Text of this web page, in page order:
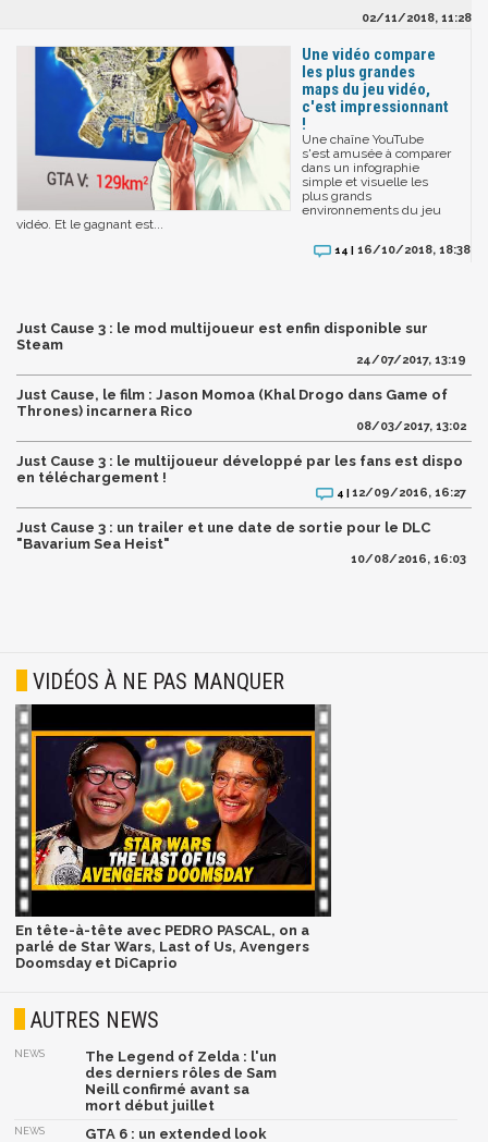
02/11/2018, 11:28
Une vidéo compare
les plus grandes
maps du jeu vidéo,
c'est impressionnant
!
Une chaîne YouTube
s'est amusée à comparer
dans un infographie
simple et visuelle les
plus grands
environnements du jeu
vidéo. Et le gagnant est...
14 | 16/10/2018, 18:38
Just Cause 3 : le mod multijoueur est enfin disponible sur
Steam
24/07/2017, 13:19
Just Cause, le film : Jason Momoa (Khal Drogo dans Game of
Thrones) incarnera Rico
08/03/2017, 13:02
Just Cause 3 : le multijoueur développé par les fans est dispo
en téléchargement !
4 | 12/09/2016, 16:27
Just Cause 3 : un trailer et une date de sortie pour le DLC
"Bavarium Sea Heist"
10/08/2016, 16:03
VIDÉOS À NE PAS MANQUER
En tête-à-tête avec PEDRO PASCAL, on a
parlé de Star Wars, Last of Us, Avengers
Doomsday et DiCaprio
AUTRES NEWS
NEWS
The Legend of Zelda : l'un
des derniers rôles de Sam
Neill confirmé avant sa
mort début juillet
NEWS
GTA 6 : un extended look